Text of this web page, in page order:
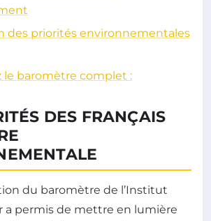
des priorités environnementales
le baromètre complet :
DES FRANÇAIS
du baromètre de l’Institut
a permis de mettre en lumière